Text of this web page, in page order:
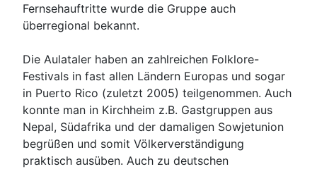
Fernsehauftritte wurde die Gruppe auch
überregional bekannt.
Die Aulataler haben an zahlreichen Folklore-
Festivals in fast allen Ländern Europas und sogar
in Puerto Rico (zuletzt 2005) teilgenommen. Auch
konnte man in Kirchheim z.B. Gastgruppen aus
Nepal, Südafrika und der damaligen Sowjetunion
begrüßen und somit Völkerverständigung
praktisch ausüben. Auch zu deutschen